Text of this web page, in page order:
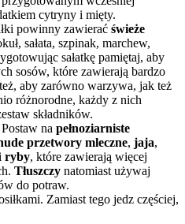
cytryny i mięty.
powinny zawierać świeże
sałata, szpinak, marchew,
sałatkę pamiętaj, aby
sosów, które zawierają bardzo
aby zarówno warzywa, jak też
różnorodne, każdy z nich
składników.
na pełnoziarniste
przetwory mleczne, jaja,
ryby, które zawierają więcej
Tłuszczy natomiast używaj
do potraw.
Zamiast tego jedz częściej,